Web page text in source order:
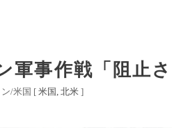
軍事作戦「阻止
/米国 [ 米国 北米 ]